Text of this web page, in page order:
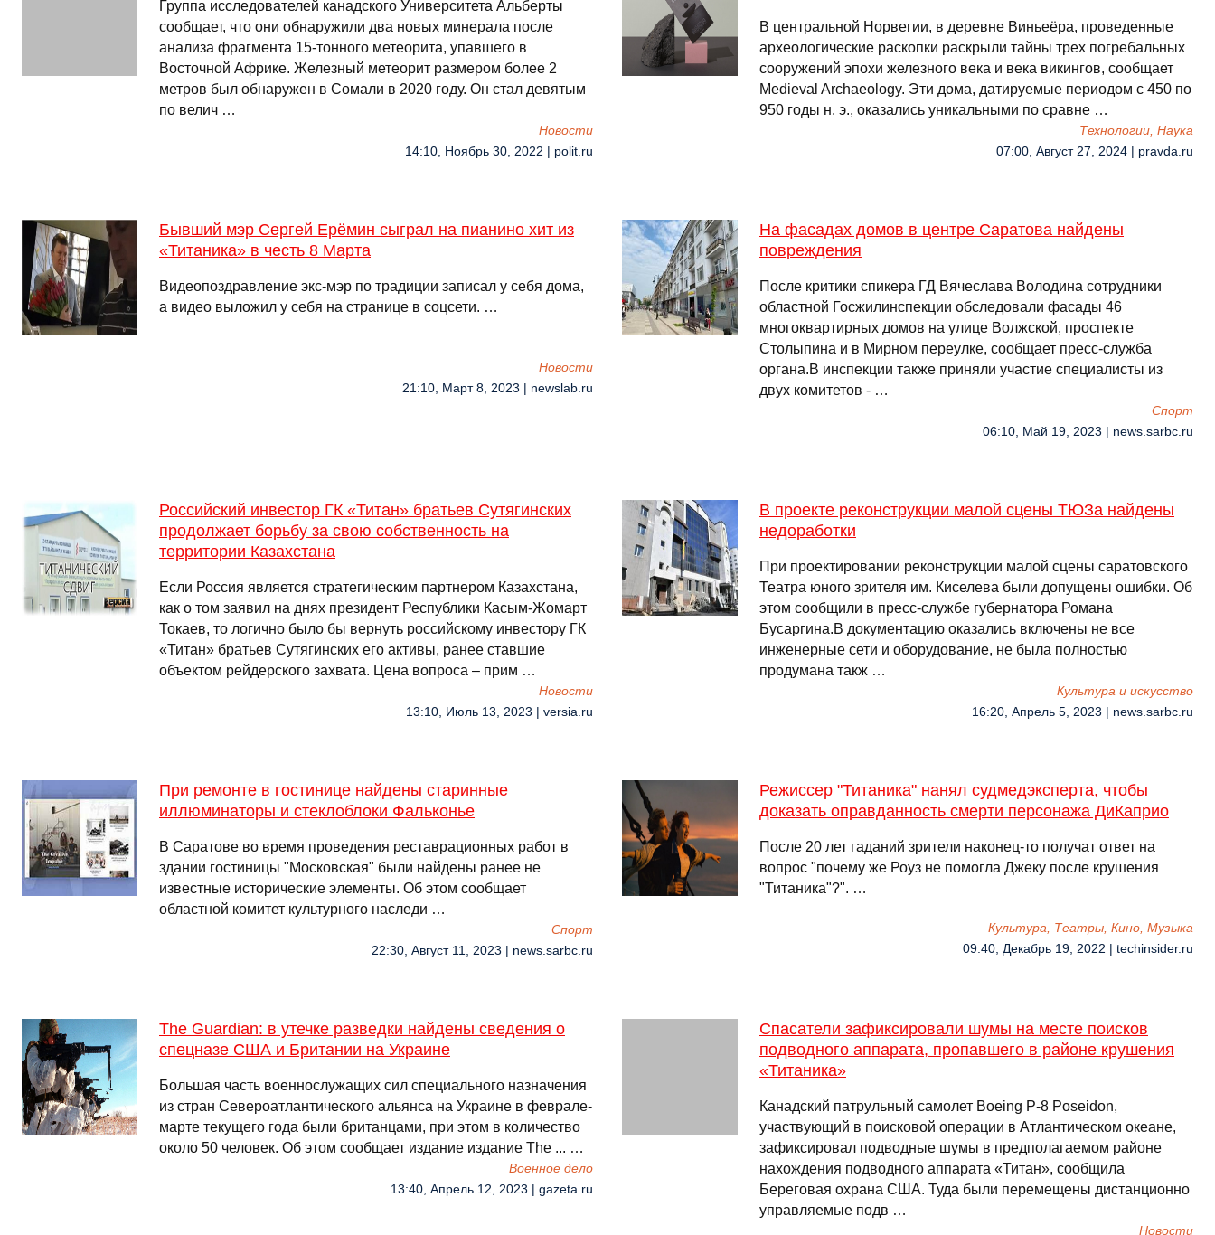
Группа исследователей канадского Университета Альберты
сообщает, что они обнаружили два новых минерала после
анализа фрагмента 15-тонного метеорита, упавшего в
Восточной Африке. Железный метеорит размером более 2
метров был обнаружен в Сомали в 2020 году. Он стал девятым
по велич …
Новости
14:10, Ноябрь 30, 2022 | polit.ru
В центральной Норвегии, в деревне Виньеёра, проведенные
археологические раскопки раскрыли тайны трех погребальных
сооружений эпохи железного века и века викингов, сообщает
Medieval Archaeology. Эти дома, датируемые периодом с 450 по
950 годы н. э., оказались уникальными по сравне …
Технологии, Наука
07:00, Август 27, 2024 | pravda.ru
Бывший мэр Сергей Ерёмин сыграл на пианино хит из
«Титаника» в честь 8 Марта
Видеопоздравление экс-мэр по традиции записал у себя дома,
а видео выложил у себя на странице в соцсети. …
Новости
21:10, Март 8, 2023 | newslab.ru
На фасадах домов в центре Саратова найдены
повреждения
После критики спикера ГД Вячеслава Володина сотрудники
областной Госжилинспекции обследовали фасады 46
многоквартирных домов на улице Волжской, проспекте
Столыпина и в Мирном переулке, сообщает пресс-служба
органа.В инспекции также приняли участие специалисты из
двух комитетов - …
Спорт
06:10, Май 19, 2023 | news.sarbc.ru
Российский инвестор ГК «Титан» братьев Сутягинских
продолжает борьбу за свою собственность на
территории Казахстана
Если Россия является стратегическим партнером Казахстана,
как о том заявил на днях президент Республики Касым-Жомарт
Токаев, то логично было бы вернуть российскому инвестору ГК
«Титан» братьев Сутягинских его активы, ранее ставшие
объектом рейдерского захвата. Цена вопроса – прим …
Новости
13:10, Июль 13, 2023 | versia.ru
В проекте реконструкции малой сцены ТЮЗа найдены
недоработки
При проектировании реконструкции малой сцены саратовского
Театра юного зрителя им. Киселева были допущены ошибки. Об
этом сообщили в пресс-службе губернатора Романа
Бусаргина.В документацию оказались включены не все
инженерные сети и оборудование, не была полностью
продумана такж …
Культура и искусство
16:20, Апрель 5, 2023 | news.sarbc.ru
При ремонте в гостинице найдены старинные
иллюминаторы и стеклоблоки Фальконье
В Саратове во время проведения реставрационных работ в
здании гостиницы "Московская" были найдены ранее не
известные исторические элементы. Об этом сообщает
областной комитет культурного наследи …
Спорт
22:30, Август 11, 2023 | news.sarbc.ru
Режиссер "Титаника" нанял судмедэксперта, чтобы
доказать оправданность смерти персонажа ДиКаприо
После 20 лет гаданий зрители наконец-то получат ответ на
вопрос "почему же Роуз не помогла Джеку после крушения
"Титаника"?". …
Культура, Театры, Кино, Музыка
09:40, Декабрь 19, 2022 | techinsider.ru
The Guardian: в утечке разведки найдены сведения о
спецназе США и Британии на Украине
Большая часть военнослужащих сил специального назначения
из стран Североатлантического альянса на Украине в феврале-
марте текущего года были британцами, при этом в количество
около 50 человек. Об этом сообщает издание издание The ... …
Военное дело
13:40, Апрель 12, 2023 | gazeta.ru
Спасатели зафиксировали шумы на месте поисков
подводного аппарата, пропавшего в районе крушения
«Титаника»
Канадский патрульный самолет Boeing P-8 Poseidon,
участвующий в поисковой операции в Атлантическом океане,
зафиксировал подводные шумы в предполагаемом районе
нахождения подводного аппарата «Титан», сообщила
Береговая охрана США. Туда были перемещены дистанционно
управляемые подв …
Новости